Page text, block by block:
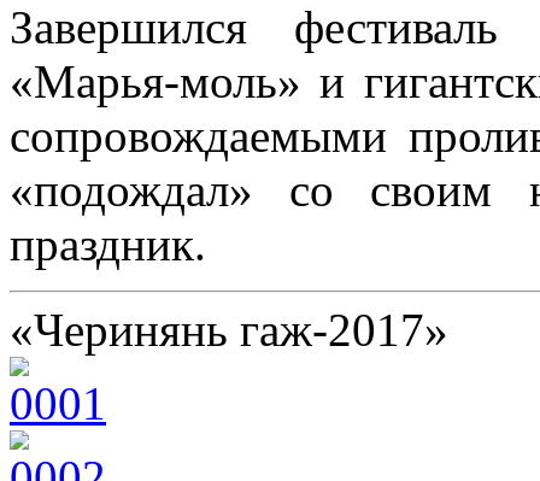
Завершился
«Марья-моль» и
сопровождаемыми
«подождал» со своим
праздник.
«Черинянь гаж-2017»